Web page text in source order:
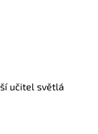
učitel světlá